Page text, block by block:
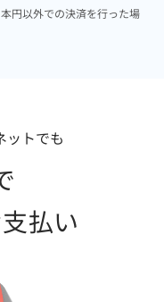
円以外での決済を行った場
ットでも
払い